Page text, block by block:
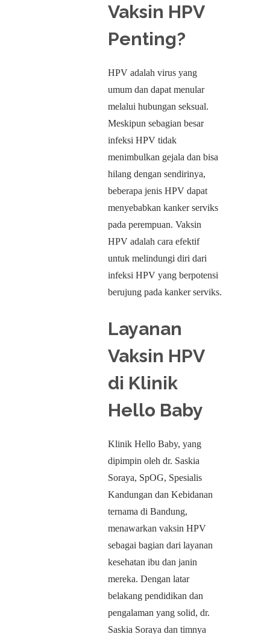
Vaksin HPV
Penting?
HPV adalah virus yang
umum dan dapat menular
melalui hubungan seksual.
Meskipun sebagian besar
infeksi HPV tidak
menimbulkan gejala dan bisa
hilang dengan sendirinya,
beberapa jenis HPV dapat
menyebabkan kanker serviks
pada perempuan. Vaksin
HPV adalah cara efektif
untuk melindungi diri dari
infeksi HPV yang berpotensi
berujung pada kanker serviks.
Layanan
Vaksin HPV
di Klinik
Hello Baby
Klinik Hello Baby, yang
dipimpin oleh dr. Saskia
Soraya, SpOG, Spesialis
Kandungan dan Kebidanan
ternama di Bandung,
menawarkan vaksin HPV
sebagai bagian dari layanan
kesehatan ibu dan janin
mereka. Dengan latar
belakang pendidikan dan
pengalaman yang solid, dr.
Saskia Soraya dan timnya